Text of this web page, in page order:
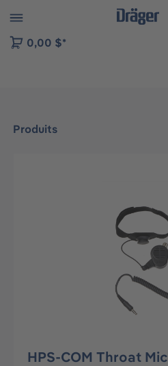
to B2B platform navigation
0,00 $*
Produits
HPS-COM Throat Mic